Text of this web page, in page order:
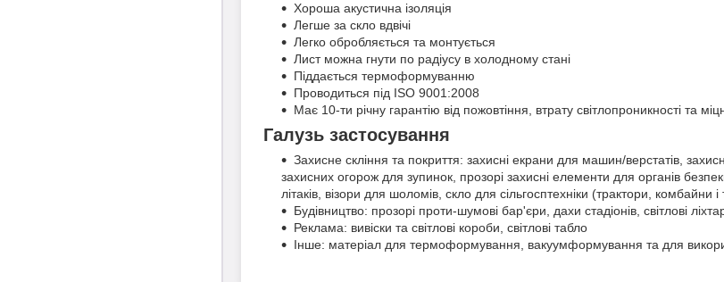
Хороша акустична ізоляція
Легше за скло вдвічі
Легко обробляється та монтується
Лист можна гнути по радіусу в холодному стані
Піддається термоформуванню
Проводиться під ISO 9001:2008
Має 10-ти річну гарантію від пожовтіння, втрату світлопроникності та
Галузь застосування
Захисне скління та покриття: захисні екрани для машин/верстатів,
захисних огорож для зупинок, прозорі захисні елементи для органів
літаків, візори для шоломів, скло для сільгосптехніки (трактори, комбайни і
Будівництво: прозорі проти-шумові бар'єри, дахи стадіонів, світлові
Реклама: вивіски та світлові короби, світлові табло
Iнше: матеріал для термоформування, вакуумформування та для